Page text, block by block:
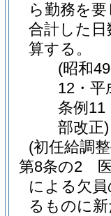
ら勤務を
合計した
算する。
(昭和
12・平
条例11
部改正)
(初任給調
第8条の2
による欠
るものに